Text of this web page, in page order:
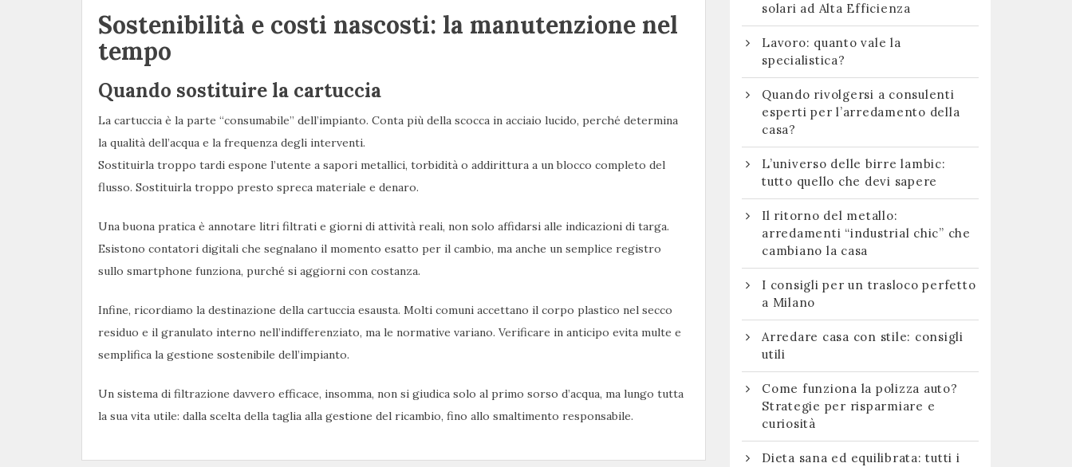
Sostenibilità e costi nascosti: la manutenzione nel
tempo
Quando sostituire la cartuccia
La cartuccia è la parte “consumabile” dell’impianto. Conta più della scocca in acciaio lucido, perché determina
la qualità dell’acqua e la frequenza degli interventi.
Sostituirla troppo tardi espone l’utente a sapori metallici, torbidità o addirittura a un blocco completo del
flusso. Sostituirla troppo presto spreca materiale e denaro.
Una buona pratica è annotare litri filtrati e giorni di attività reali, non solo affidarsi alle indicazioni di targa.
Esistono contatori digitali che segnalano il momento esatto per il cambio, ma anche un semplice registro
sullo smartphone funziona, purché si aggiorni con costanza.
Infine, ricordiamo la destinazione della cartuccia esausta. Molti comuni accettano il corpo plastico nel secco
residuo e il granulato interno nell’indifferenziato, ma le normative variano. Verificare in anticipo evita multe e
semplifica la gestione sostenibile dell’impianto.
Un sistema di filtrazione davvero efficace, insomma, non si giudica solo al primo sorso d’acqua, ma lungo tutta
la sua vita utile: dalla scelta della taglia alla gestione del ricambio, fino allo smaltimento responsabile.
solari ad Alta Efficienza
Lavoro: quanto vale la
specialistica?
Quando rivolgersi a consulenti
esperti per l’arredamento della
casa?
L’universo delle birre lambic:
tutto quello che devi sapere
Il ritorno del metallo:
arredamenti “industrial chic” che
cambiano la casa
I consigli per un trasloco perfetto
a Milano
Arredare casa con stile: consigli
utili
Come funziona la polizza auto?
Strategie per risparmiare e
curiosità
Dieta sana ed equilibrata: tutti i